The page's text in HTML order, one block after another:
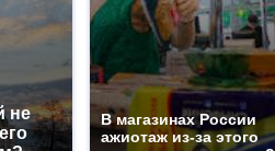
не
В магазинах России
ажиотаж из-за этого